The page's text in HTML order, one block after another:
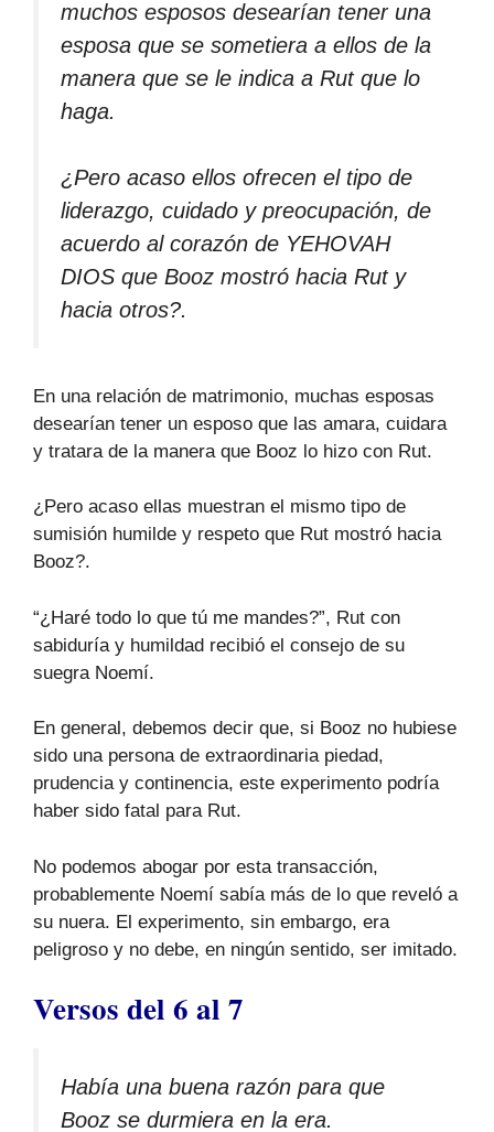
muchos esposos desearían tener una
esposa que se sometiera a ellos de la
manera que se le indica a Rut que lo
haga.
¿Pero acaso ellos ofrecen el tipo de
liderazgo, cuidado y preocupación, de
acuerdo al corazón de YEHOVAH
DIOS que Booz mostró hacia Rut y
hacia otros?.
En una relación de matrimonio, muchas esposas
desearían tener un esposo que las amara, cuidara
y tratara de la manera que Booz lo hizo con Rut.
¿Pero acaso ellas muestran el mismo tipo de
sumisión humilde y respeto que Rut mostró hacia
Booz?.
“¿Haré todo lo que tú me mandes?”, Rut con
sabiduría y humildad recibió el consejo de su
suegra Noemí.
En general, debemos decir que, si Booz no hubiese
sido una persona de extraordinaria piedad,
prudencia y continencia, este experimento podría
haber sido fatal para Rut.
No podemos abogar por esta transacción,
probablemente Noemí sabía más de lo que reveló a
su nuera. El experimento, sin embargo, era
peligroso y no debe, en ningún sentido, ser imitado.
Versos del 6 al 7
Había una buena razón para que
Booz se durmiera en la era.